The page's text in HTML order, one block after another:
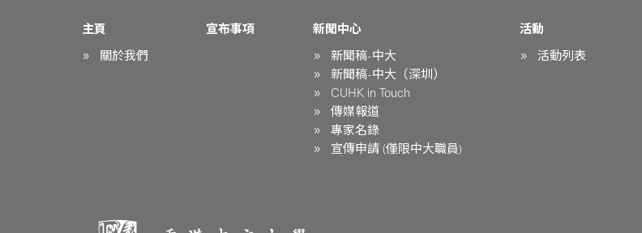
主頁
關於我們
宣布事項
新聞中心
新聞稿-中大
新聞稿-中大（深圳）
CUHK in Touch
傳媒報道
專家名錄
宣傳申請 (僅限中大職員)
活動
活動列表